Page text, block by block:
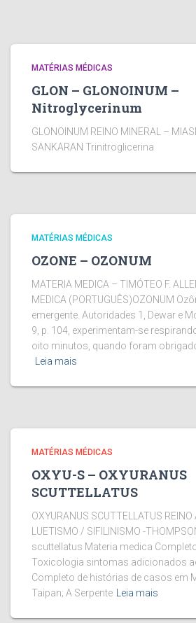
MATÉRIAS MÉDICAS
GLON – GLONOINUM –
Nitroglycerinum
GLONOINUM REINO MINERAL –
SANKARAN Trinitroglicerina
MATÉRIAS MÉDICAS
OZONE – OZONUM
MATERIA MEDICA – TIMÓTEO F.
MEDICA (PORTUGUÊS)OZONUM
emergente. Autoridades 1, Dewar e
9, p. 104, experimentam-se
oito minutos, quando foram
Leia mais
MATÉRIAS MÉDICAS
OXYU-S – OXYURANUS
SCUTTELLATUS
OXYURANUS SCUTTELLATUS
LUETISMO / SIFILINISMO -
scuttellatus Materia medica
Toxicologia sintomas adicionados
Completo de histórias de casos em
Taipan; A Serpente
Leia mais